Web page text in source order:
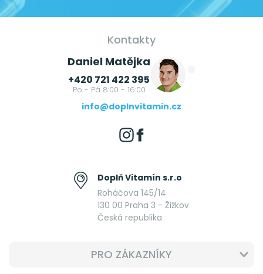
Kontakty
Daniel Matějka
+420 721 422 395
Po - Pá 8:00 - 16:00
info@doplnvitamin.cz
Doplň Vitamín s.r.o
Roháčova 145/14
130 00 Praha 3 - Žižkov
Česká republika
PRO ZÁKAZNÍKY